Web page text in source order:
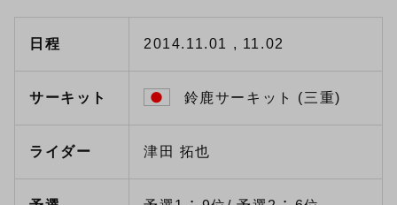
日程 2014.11.01 , 11.02
サーキット 鈴鹿サーキット (三重)
ライダー 津田 拓也